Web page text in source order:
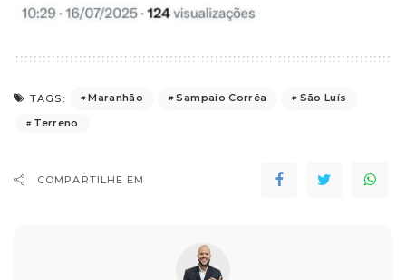
TAGS: Maranhão Sampaio Corrêa
São Luís
Terreno
COMPARTILHE EM